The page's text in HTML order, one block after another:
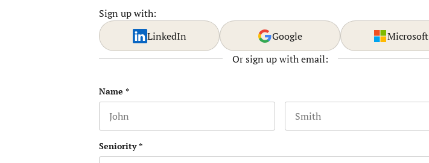
Sign up with:
LinkedIn
Google
Microsoft
Or sign up with email:
URL
This field is for validation purposes and should be left unchanged.
Name *
Seniority*